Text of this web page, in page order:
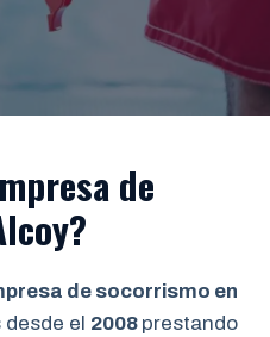
de
de socorrismo en
desde el 2008 prestando